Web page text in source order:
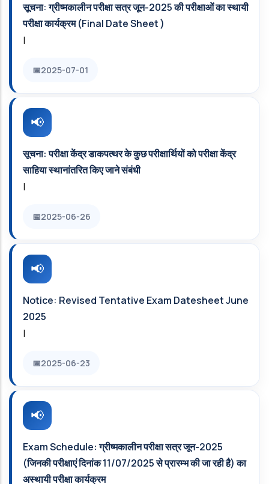
सूचना: ग्रीष्मकालीन परीक्षा सत्र जून-2025 की परीक्षाओं का स्‍थायी
परीक्षा कार्यक्रम (Final Date Sheet )
|
2025-07-01
सूचना: परीक्षा केंद्र डाकपत्थर के कुछ परीक्षार्थियों को परीक्षा केंद्र
साहिया स्थानांतरित किए जाने संबंधी
|
2025-06-26
Notice: Revised Tentative Exam Datesheet June
2025
|
2025-06-23
Exam Schedule: ग्रीष्मकालीन परीक्षा सत्र जून-2025
(जिनकी परीक्षाएं दिनांक 11/07/2025 से प्रारम्भ की जा रही है) का
अस्थायी परीक्षा कार्यक्रम